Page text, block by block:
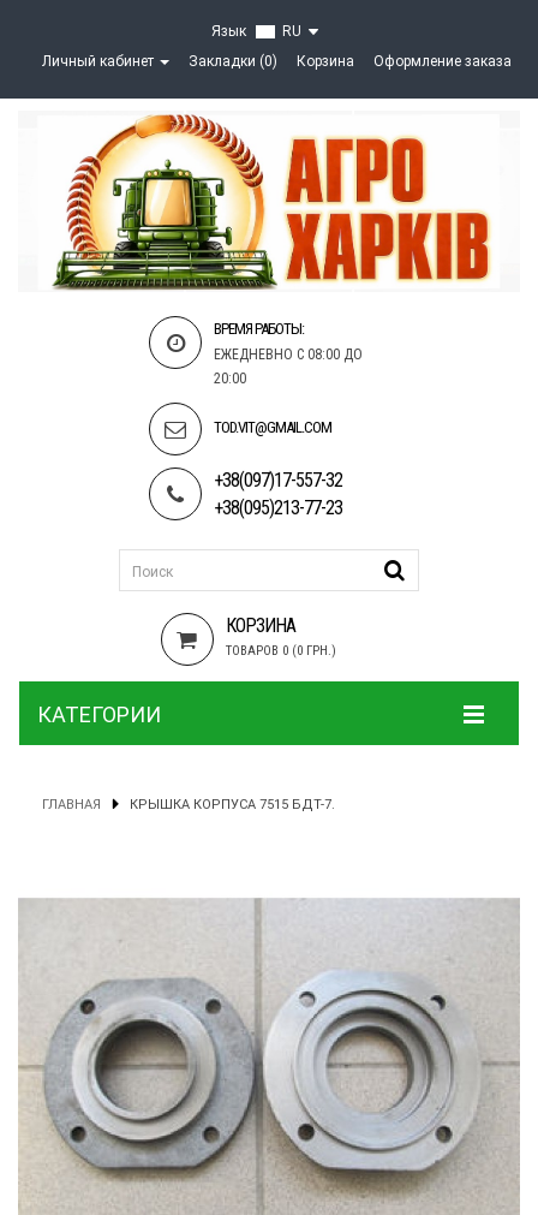
Язык
RU
Личный кабинет
Закладки (0) Корзина Оформление заказа
ВРЕМЯ РАБОТЫ:
ЕЖЕДНЕВНО С 08:00 ДО
20:00
TOD.VIT@GMAIL.COM
+38(097)17-557-32
+38(095)213-77-23
КОРЗИНА
ТОВАРОВ 0 (0 ГРН.)
КАТЕГОРИИ
ГЛАВНАЯ КРЫШКА КОРПУСА 7515 БДТ-7.